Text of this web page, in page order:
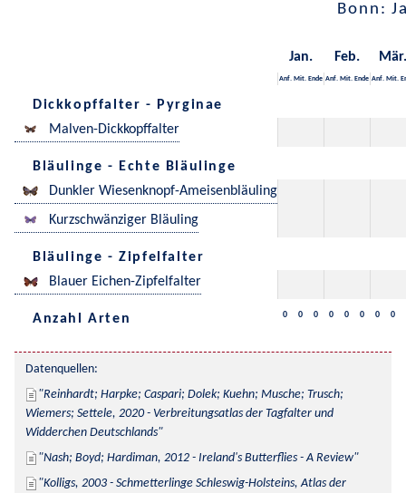
Bonn:
Jan. Feb. Mär.
Anf. Mit. Ende Anf. Mit. Ende Anf. Mit.
Dickkopffalter - Pyrginae
Malven-Dickkopffalter
Bläulinge - Echte Bläulinge
Dunkler Wiesenknopf-Ameisenbläuling
Kurzschwänziger Bläuling
Bläulinge - Zipfelfalter
Blauer Eichen-Zipfelfalter
Anzahl Arten 0 0 0 0 0 0 0 0
Datenquellen:
Reinhardt; Harpke; Caspari; Dolek; Kuehn; Musche; Trusch;
Wiemers; Settele, 2020 - Verbreitungsatlas der Tagfalter und
Widderchen Deutschlands
Nash; Boyd; Hardiman, 2012 - Ireland's Butterflies - A Review
Kolligs, 2003 - Schmetterlinge Schleswig-Holsteins, Atlas der